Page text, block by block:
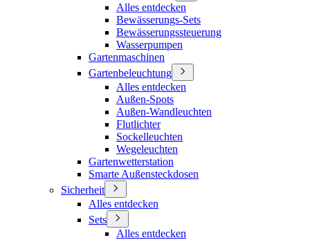
Alles entdecken
Bewässerungs-Sets
Bewässerungssteuerung
Wasserpumpen
Gartenmaschinen
Gartenbeleuchtung
Alles entdecken
Außen-Spots
Außen-Wandleuchten
Flutlichter
Sockelleuchten
Wegeleuchten
Gartenwetterstation
Smarte Außensteckdosen
Sicherheit
Alles entdecken
Sets
Alles entdecken